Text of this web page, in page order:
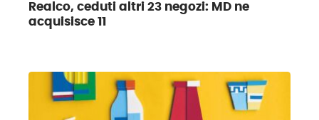
Realco, ceduti altri 23 negozi: MD ne
acquisisce 11